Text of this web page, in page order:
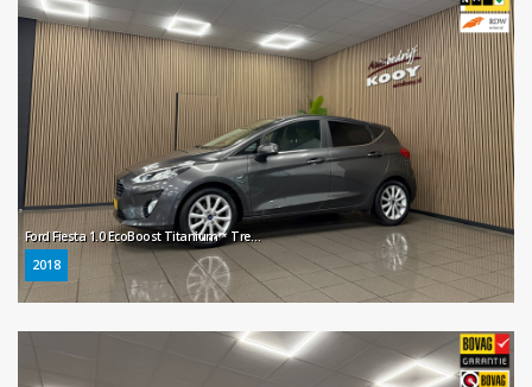
Ford Fiesta 1.0 EcoBoost Titanium * Trekhaak / B&O Audio / Navigatie / Camera / NL Auto *
2018